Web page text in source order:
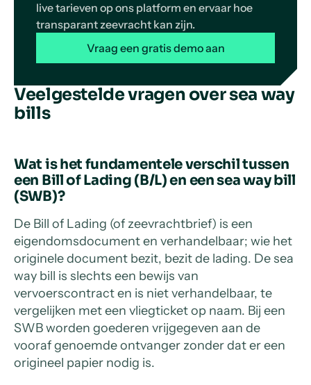
live tarieven op ons platform en ervaar hoe
transparant zeevracht kan zijn.
Vraag een gratis demo aan
Veelgestelde vragen over sea way
bills
Wat is het fundamentele verschil tussen
een Bill of Lading (B/L) en een sea way bill
(SWB)?
De Bill of Lading (of zeevrachtbrief) is een
eigendomsdocument en verhandelbaar; wie het
originele document bezit, bezit de lading. De sea
way bill is slechts een bewijs van
vervoerscontract en is niet verhandelbaar, te
vergelijken met een vliegticket op naam. Bij een
SWB worden goederen vrijgegeven aan de
vooraf genoemde ontvanger zonder dat er een
origineel papier nodig is.